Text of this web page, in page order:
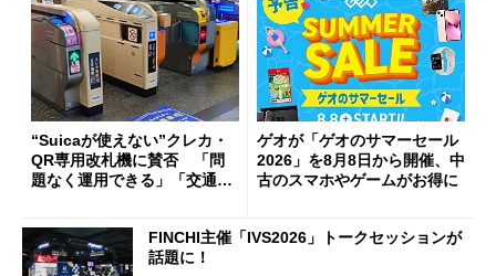
“Suicaが使えない”クレカ・
QR専用改札機に賛否 「問
題なく運用できる」「交通系I
ゲオが「ゲオのサマーセール
2026」を8月8日から開催、中
古のスマホやゲームがお得に
FINCHI主催「IVS2026」トークセッションが
話題に！